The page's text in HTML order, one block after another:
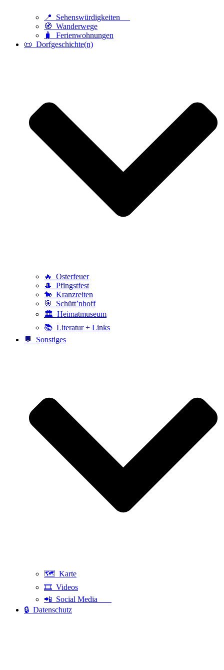
📍 Sehenswürdigkeiten
🧭 Wanderwege
🧳 Ferienwohnungen
📜 Dorfgeschichte(n)
🔥 Osterfeuer
🎩 Pfingstfest
🐎 Kranzreiten
🎯 Schütt’nhoff
🏛️ Heimatmuseum
📚 Literatur + Links
💬 Sonstiges
🗺️ Karte
🎞️ Videos
📲 Social Media
🔒 Datenschutz